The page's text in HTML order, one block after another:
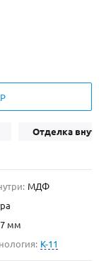
Отделка
МДФ
мм
K-11